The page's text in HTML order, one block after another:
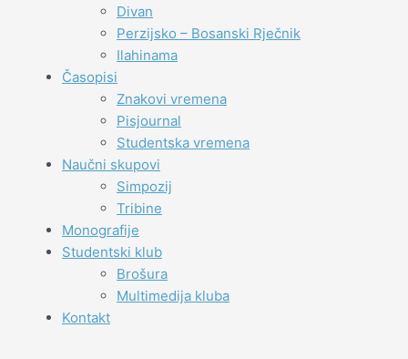
Divan
Perzijsko – Bosanski Rječnik
Ilahinama
Časopisi
Znakovi vremena
Pisjournal
Studentska vremena
Naučni skupovi
Simpozij
Tribine
Monografije
Studentski klub
Brošura
Multimedija kluba
Kontakt